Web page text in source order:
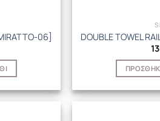
06]
DOUBLE TOWEL